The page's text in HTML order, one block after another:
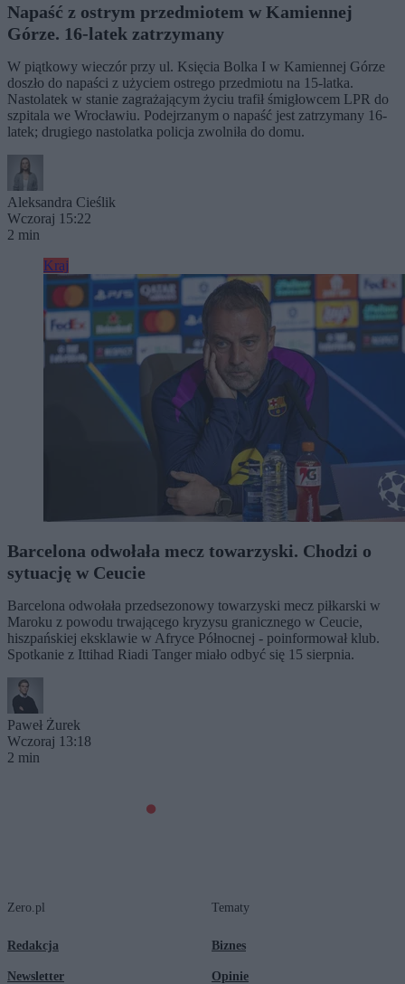
Napaść z ostrym przedmiotem w Kamiennej
Górze. 16-latek zatrzymany
W piątkowy wieczór przy ul. Księcia Bolka I w Kamiennej Górze
doszło do napaści z użyciem ostrego przedmiotu na 15-latka.
Nastolatek w stanie zagrażającym życiu trafił śmigłowcem LPR do
szpitala we Wrocławiu. Podejrzanym o napaść jest zatrzymany 16-
latek; drugiego nastolatka policja zwolniła do domu.
Aleksandra Cieślik
Wczoraj 15:22
2 min
Kraj
Barcelona odwołała mecz towarzyski. Chodzi o
sytuację w Ceucie
Barcelona odwołała przedsezonowy towarzyski mecz piłkarski w
Maroku z powodu trwającego kryzysu granicznego w Ceucie,
hiszpańskiej eksklawie w Afryce Północnej - poinformował klub.
Spotkanie z Ittihad Riadi Tanger miało odbyć się 15 sierpnia.
Paweł Żurek
Wczoraj 13:18
2 min
Zero.pl
Redakcja
Newsletter
Tematy
Biznes
Opinie